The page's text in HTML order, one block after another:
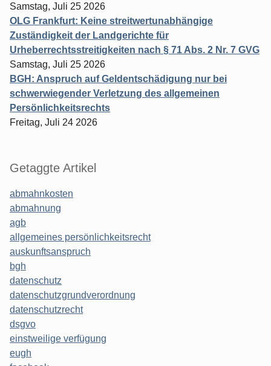
Samstag, Juli 25 2026
OLG Frankfurt: Keine streitwertunabhängige
Zuständigkeit der Landgerichte für
Urheberrechtsstreitigkeiten nach § 71 Abs. 2 Nr. 7 GVG
Samstag, Juli 25 2026
BGH: Anspruch auf Geldentschädigung nur bei
schwerwiegender Verletzung des allgemeinen
Persönlichkeitsrechts
Freitag, Juli 24 2026
Getaggte Artikel
abmahnkosten
abmahnung
agb
allgemeines persönlichkeitsrecht
auskunftsanspruch
bgh
datenschutz
datenschutzgrundverordnung
datenschutzrecht
dsgvo
einstweilige verfügung
eugh